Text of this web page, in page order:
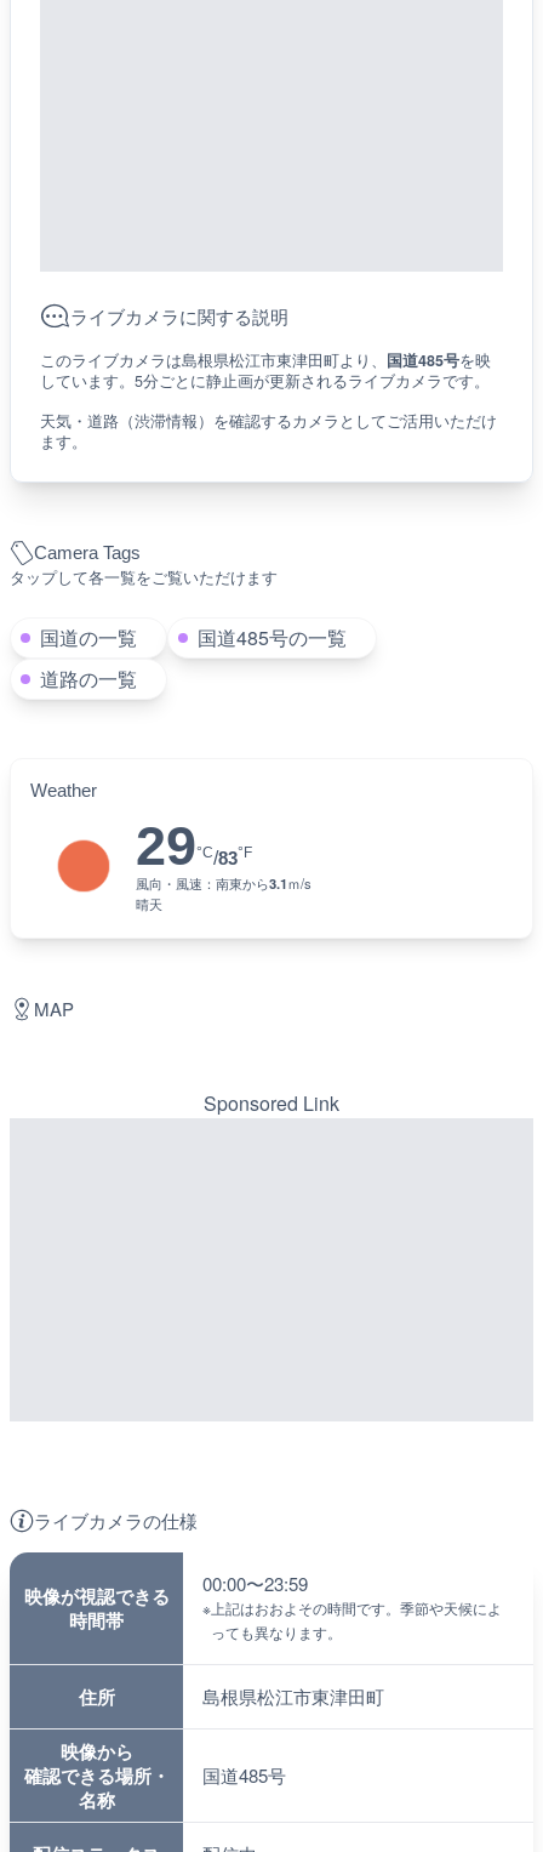
Camera Tags
タップして各一覧をご覧いただけます
国道の一覧
国道485号の一覧
道路の一覧
Weather
29°C/83°F
風向・風速： 南東から3.1ｍ/s
晴天
ライブカメラに関する説明
このライブカメラは島根県松江市東津田町より、 国道485号を映
しています。5分ごとに静止画が更新されるライブカメラです。
天気・道路（渋滞情報）を確認するカメラとしてご活用いただけ
ます。
ライブカメラの仕様
映像が視認できる
時間帯
00:00〜23:59
※ 上記はおおよその時間です。季節や天候によ
っても異なります。
住所 島根県松江市東津田町
映像から
確認できる場所・
名称
国道485号
MAP
Sponsored Link